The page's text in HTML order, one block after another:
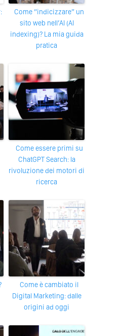
Come “indicizzare” un
sito web nell’AI (AI
indexing)? La mia guida
pratica
Come essere primi su
ChatGPT Search: la
rivoluzione dei motori di
ricerca
Come è cambiato il
Digital Marketing: dalle
origini ad oggi